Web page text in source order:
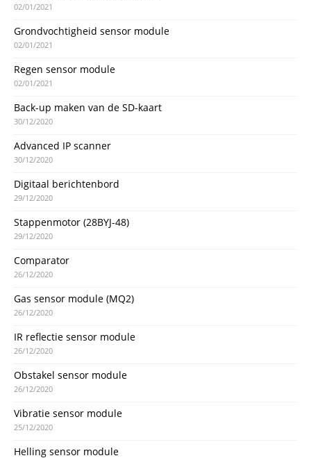
02/01/2021
Grondvochtigheid sensor module
02/01/2021
Regen sensor module
02/01/2021
Back-up maken van de SD-kaart
30/12/2020
Advanced IP scanner
30/12/2020
Digitaal berichtenbord
29/12/2020
Stappenmotor (28BYJ-48)
29/12/2020
Comparator
26/12/2020
Gas sensor module (MQ2)
26/12/2020
IR reflectie sensor module
26/12/2020
Obstakel sensor module
26/12/2020
Vibratie sensor module
25/12/2020
Helling sensor module